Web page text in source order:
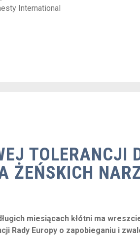
International
TOLERANCJI
ŻEŃSKICH
miesiącach kłótni ma
Rady Europy o zapobieganiu i